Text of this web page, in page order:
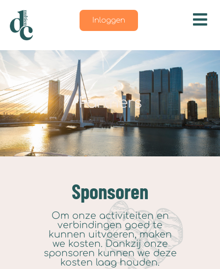
Inloggen
Partners
Sponsoren
Om onze activiteiten en
verbindingen goed te
kunnen uitvoeren, maken
we kosten. Dankzij onze
sponsoren kunnen we deze
kosten laag houden.